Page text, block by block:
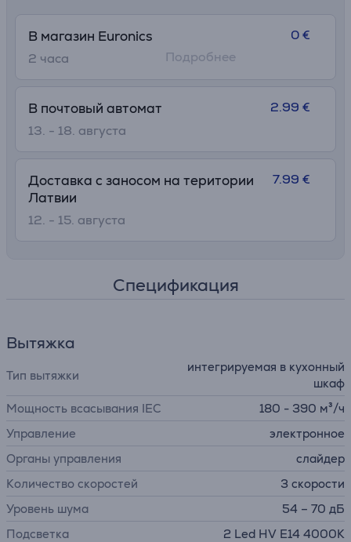
В магазин Euronics
2 часa
0 €
Подробнее
В почтовый автомат
13. - 18. августа
2.99 €
Доставка с заносом на територии
Латвии
12. - 15. августа
7.99 €
Спецификация
Вытяжка
Тип вытяжки
интегрируемая в кухонный
шкаф
Мощность всасывания IEC
180 - 390 м³/ч
Управление
электронное
Органы управления
слайдер
Количество скоростей
3 скорости
Уровень шума
54 – 70 дБ
Подсветка
2 Led HV E14 4000K